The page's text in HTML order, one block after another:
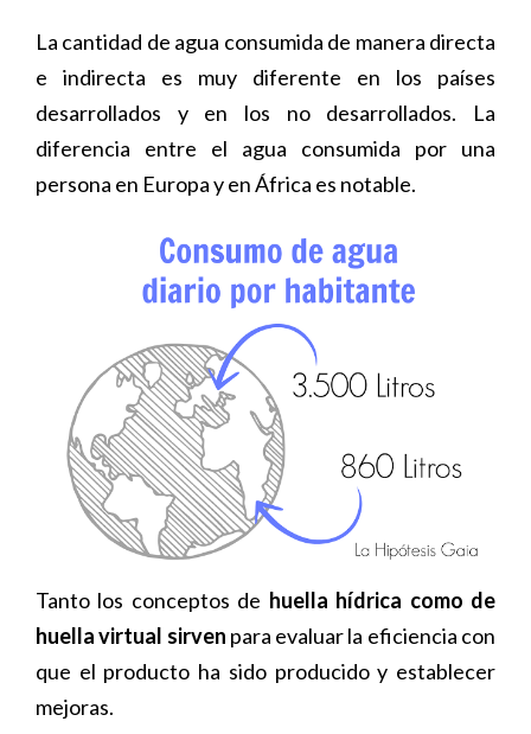
La cantidad de agua consumida de manera directa
e indirecta es muy diferente en los países
desarrollados y en los no desarrollados. La
diferencia entre el agua consumida por una
persona en Europa y en África es notable.
Tanto los conceptos de huella hídrica como de
huella virtual sirven para evaluar la eficiencia con
que el producto ha sido producido y establecer
mejoras.